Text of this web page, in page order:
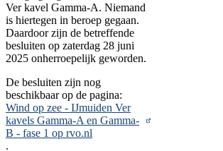
Ver kavel Gamma-A. Niemand
is hiertegen in beroep gegaan.
Daardoor zijn de betreffende
besluiten op zaterdag 28 juni
2025 onherroepelijk geworden.
De besluiten zijn nog
beschikbaar op de pagina:
Wind op zee - IJmuiden Ver
kavels Gamma-A en Gamma-
B - fase 1 op rvo.nl
.